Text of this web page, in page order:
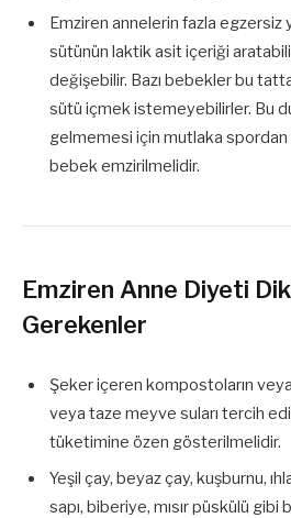
Emziren annelerin fazla egzersiz
sütünün laktik asit içeriği
değişebilir. Bazı bebekler bu
sütü içmek istemeyebilirler. Bu
gelmemesi için mutlaka
bebek emzirilmelidir.
Emziren Anne Diyeti
Gerekenler
Şeker içeren kompostoların
veya taze meyve suları tercih
tüketimine özen gösterilmelidir.
Yeşil çay, beyaz çay, kuşburnu,
sapı, biberiye, mısır püskülü gibi